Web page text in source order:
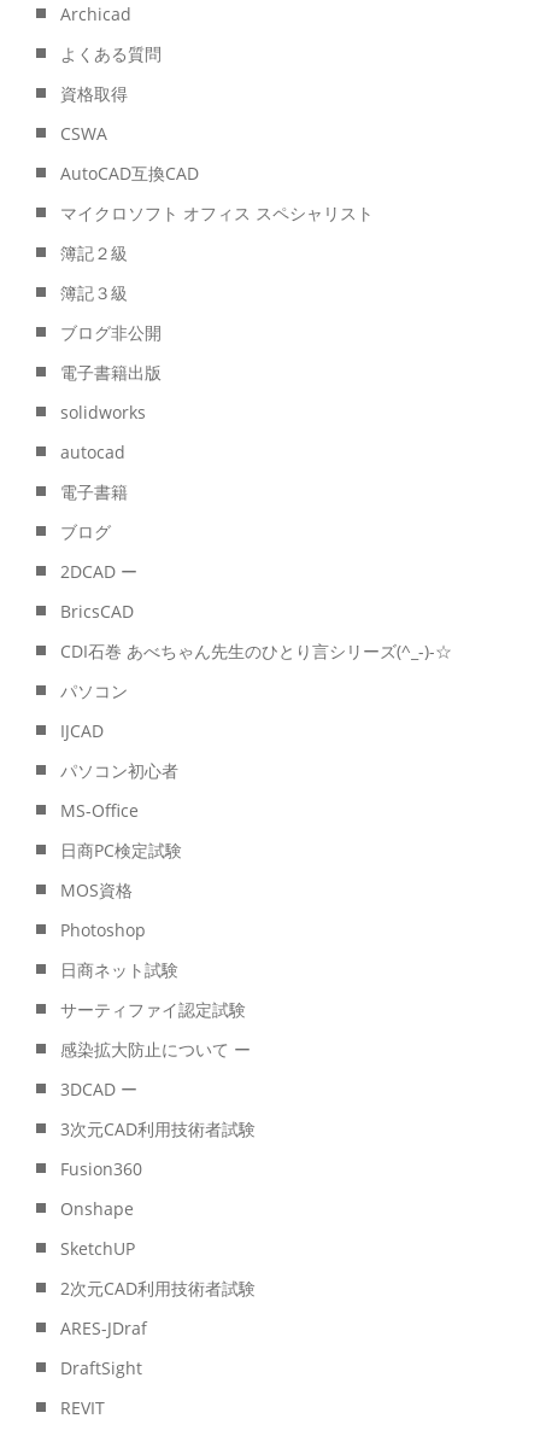
Archicad
よくある質問
資格取得
CSWA
AutoCAD互換CAD
マイクロソフト オフィス スペシャリスト
簿記２級
簿記３級
ブログ非公開
電子書籍出版
solidworks
autocad
電子書籍
ブログ
2DCAD ー
BricsCAD
CDI石巻 あべちゃん先生のひとり言シリーズ(^_-)-☆
パソコン
IJCAD
パソコン初心者
MS-Office
日商PC検定試験
MOS資格
Photoshop
日商ネット試験
サーティファイ認定試験
感染拡大防止について ー
3DCAD ー
3次元CAD利用技術者試験
Fusion360
Onshape
SketchUP
2次元CAD利用技術者試験
ARES-JDraf
DraftSight
REVIT